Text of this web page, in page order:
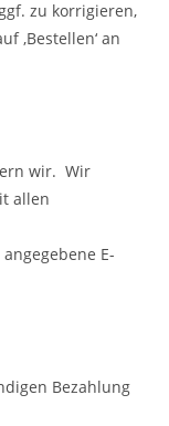
zu korrigieren,
‚Bestellen‘ an
wir. Wir
allen
E-
Bezahlung